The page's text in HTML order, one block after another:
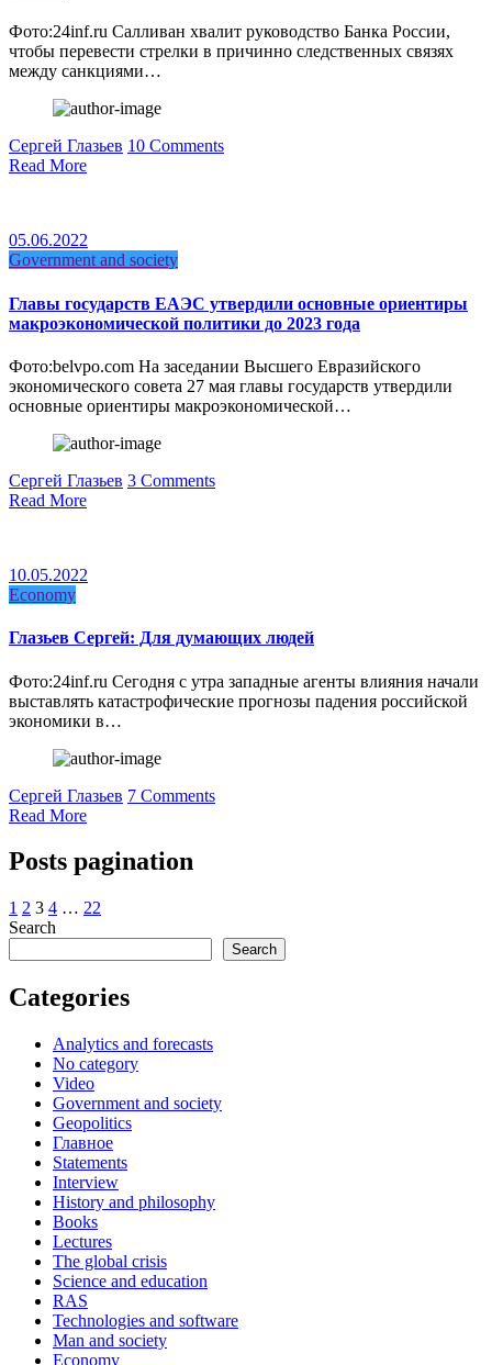
Фото:24inf.ru Салливан хвалит руководство Банка России,
чтобы перевести стрелки в причинно следственных связях
между санкциями…
Сергей Глазьев 10 Comments
Read More
05.06.2022
Government and society
Главы государств ЕАЭС утвердили основные ориентиры
макроэкономической политики до 2023 года
Фото:belvpo.com На заседании Высшего Евразийского
экономического совета 27 мая главы государств утвердили
основные ориентиры макроэкономической…
Сергей Глазьев 3 Comments
Read More
10.05.2022
Economy
Глазьев Сергей: Для думающих людей
Фото:24inf.ru Сегодня с утра западные агенты влияния начали
выставлять катастрофические прогнозы падения российской
экономики в…
Сергей Глазьев 7 Comments
Read More
Posts pagination
1 2 3 4 … 22
Search
Search
Categories
Analytics and forecasts
No category
Video
Government and society
Geopolitics
Главное
Statements
Interview
History and philosophy
Books
Lectures
The global crisis
Science and education
RAS
Technologies and software
Man and society
Economy